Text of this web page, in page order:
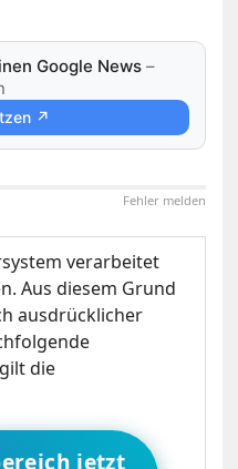
Google News –
↗
Fehler melden
verarbeitet
Aus diesem Grund
ausdrücklicher
die
jetzt